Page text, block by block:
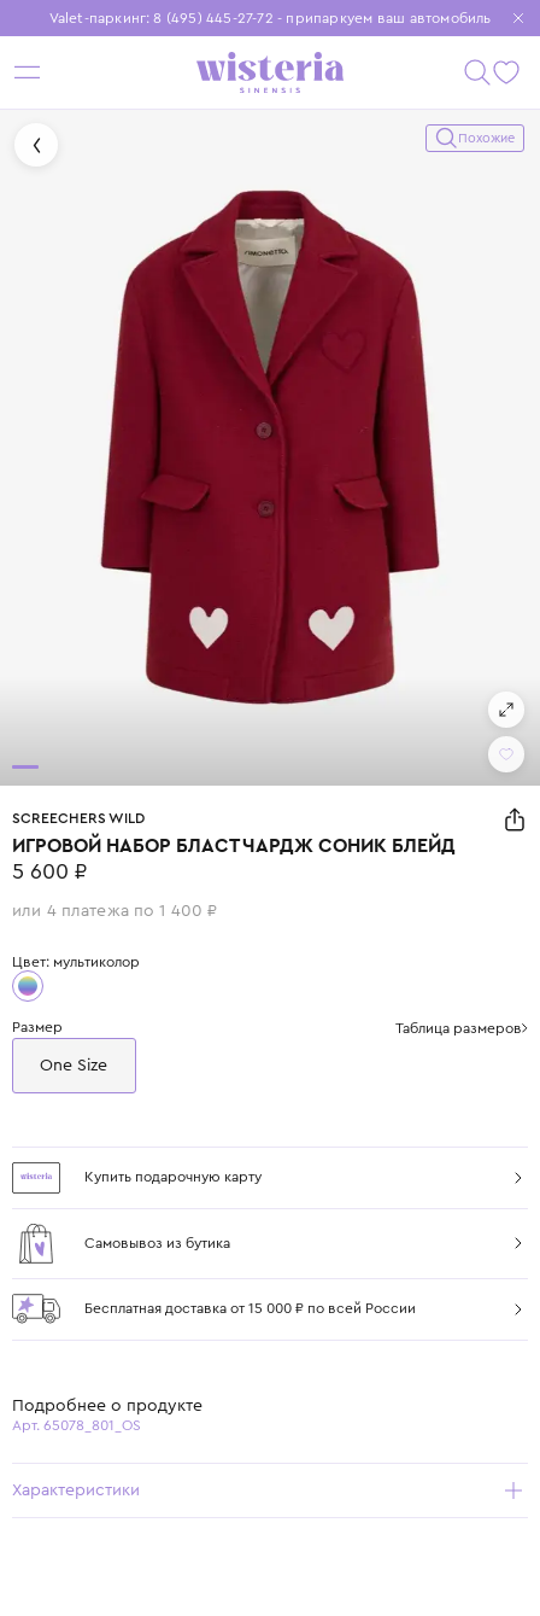
Valet-паркинг: 8 (495) 445-27-72 - припаркуем ваш автомобиль
Бесплатная доставка при заказе от 15 000 ₽
Установите приложение, чтобы покупки были еще удобнее
Похожие
SCREECHERS WILD
ИГРОВОЙ НАБОР БЛАСТ ЧАРДЖ СОНИК БЛЕЙД
5 600 ₽
или 4 платежа по 1 400 ₽
Цвет: мультиколор
Размер Таблица размеров
One Size
Купить подарочную карту
Самовывоз из бутика
Бесплатная доставка от 15 000 ₽ по всей России
Подробнее о продукте
Арт. 65078_801_OS
Характеристики